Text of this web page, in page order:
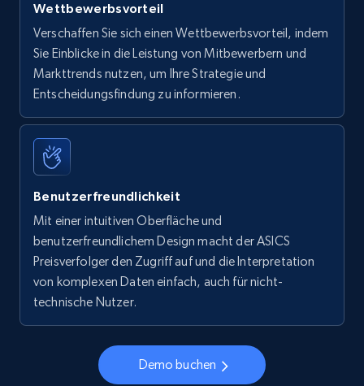
Wettbewerbsvorteil
Verschaffen Sie sich einen Wettbewerbsvorteil, indem
Sie Einblicke in die Leistung von Mitbewerbern und
Markttrends nutzen, um Ihre Strategie und
Entscheidungsfindung zu informieren.
Benutzerfreundlichkeit
Mit einer intuitiven Oberfläche und
benutzerfreundlichem Design macht der ASICS
Preisverfolger den Zugriff auf und die Interpretation
von komplexen Daten einfach, auch für nicht-
technische Nutzer.
Demo buchen